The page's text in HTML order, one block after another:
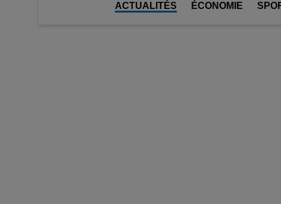
ACTUALITÉS ÉCONOMIE